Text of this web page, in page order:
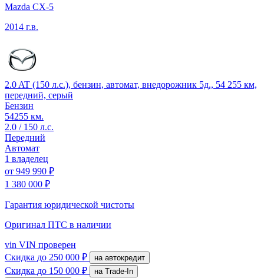
Mazda CX-5
2014 г.в.
2.0 AT (150 л.с.), бензин, автомат, внедорожник 5д., 54 255 км,
передний, серый
Бензин
54255 км.
2.0 / 150 л.с.
Передний
Автомат
1 владелец
от 949 990 ₽
1 380 000 ₽
Гарантия юридической чистоты
Оригинал ПТС в наличии
vin VIN проверен
Скидка до 250 000 ₽ на автокредит
Скидка до 150 000 ₽
на Trade-In